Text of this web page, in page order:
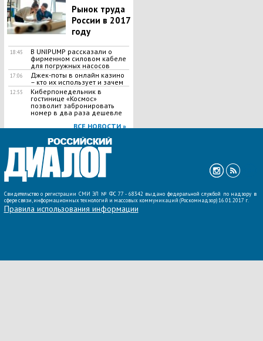
Рынок труда
России в 2017
году
18:45
В UNIPUMP рассказали о
фирменном силовом кабеле
для погружных насосов
17:06
Джек-поты в онлайн казино
– кто их использует и зачем
12:55
Киберпонедельник в
гостинице «Космос»
позволит забронировать
номер в два раза дешевле
ВСЕ НОВОСТИ »
Свидетельство о регистрации СМИ ЭЛ № ФС 77 - 68342 выдано федеральной службой по надзору в
сфере связи, информационных технологий и массовых коммуникаций (Роскомнадзор) 16.01.2017 г.
Правила использования информации